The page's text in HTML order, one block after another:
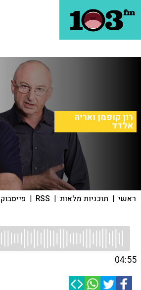
רון קופמן ואריה
אלדד
ראשי | תוכניות מלאות |
RSS
| פייסבוק
04:55